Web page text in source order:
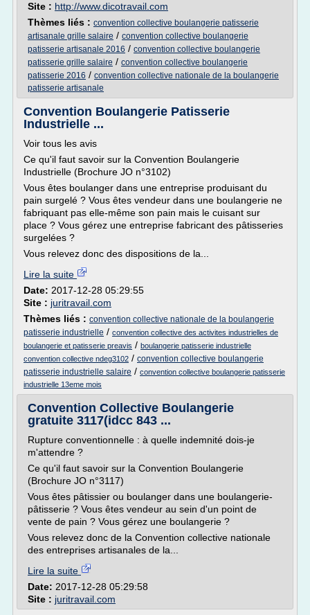
Site : http://www.dicotravail.com
Thèmes liés : convention collective boulangerie patisserie
artisanale grille salaire / convention collective boulangerie
patisserie artisanale 2016 / convention collective boulangerie
patisserie grille salaire / convention collective boulangerie
patisserie 2016 / convention collective nationale de la boulangerie
patisserie artisanale
Convention Boulangerie Patisserie
Industrielle ...
Voir tous les avis
Ce qu'il faut savoir sur la Convention Boulangerie
Industrielle (Brochure JO n°3102)
Vous êtes boulanger dans une entreprise produisant du
pain surgelé ? Vous êtes vendeur dans une boulangerie ne
fabriquant pas elle-même son pain mais le cuisant sur
place ? Vous gérez une entreprise fabricant des pâtisseries
surgelées ?
Vous relevez donc des dispositions de la...
Lire la suite
Date: 2017-12-28 05:29:55
Site : juritravail.com
Thèmes liés : convention collective nationale de la boulangerie
patisserie industrielle / convention collective des activites industrielles de
boulangerie et patisserie preavis / boulangerie patisserie industrielle
convention collective ndeg3102 / convention collective boulangerie
patisserie industrielle salaire / convention collective boulangerie patisserie
industrielle 13eme mois
Convention Collective Boulangerie
gratuite 3117(idcc 843 ...
Rupture conventionnelle : à quelle indemnité dois-je
m'attendre ?
Ce qu'il faut savoir sur la Convention Boulangerie
(Brochure JO n°3117)
Vous êtes pâtissier ou boulanger dans une boulangerie-
pâtisserie ? Vous êtes vendeur au sein d'un point de
vente de pain ? Vous gérez une boulangerie ?
Vous relevez donc de la Convention collective nationale
des entreprises artisanales de la...
Lire la suite
Date: 2017-12-28 05:29:58
Site : juritravail.com